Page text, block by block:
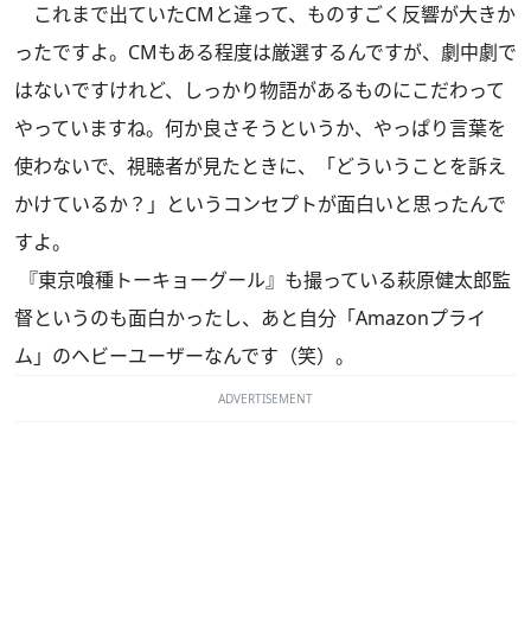
これまで出ていたCMと違って、ものすごく反響が大きか
ったですよ。CMもある程度は厳選するんですが、劇中劇で
はないですけれど、しっかり物語があるものにこだわって
やっていますね。何か良さそうというか、やっぱり言葉を
使わないで、視聴者が見たときに、「どういうことを訴え
かけているか？」というコンセプトが面白いと思ったんで
すよ。
『東京喰種トーキョーグール』も撮っている萩原健太郎監
督というのも面白かったし、あと自分「Amazonプライ
ム」のヘビーユーザーなんです（笑）。
ADVERTISEMENT